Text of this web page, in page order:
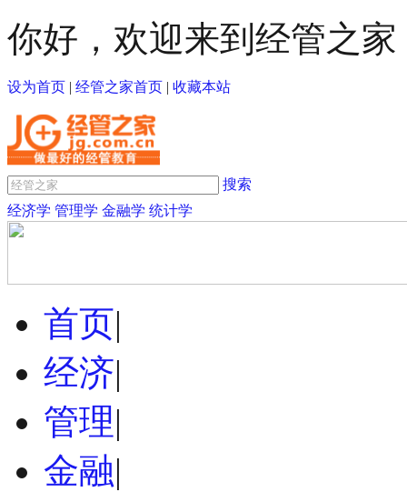
你好，欢迎来到经管之家
设为首页 | 经管之家首页 | 收藏本站
搜索
经济学 管理学 金融学 统计学
首页|
经济|
管理|
金融|